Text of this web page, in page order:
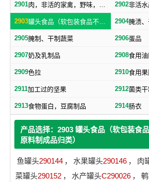
2901 肉，非活的家禽，野味，肉汁 2902非活
2903 罐头食品（软包装食品不包括在内，随原料制成品归类） 2904
2905腌制、干制蔬菜 2906蛋品
2907奶及乳制品 2908食用
2909色拉 2910食用
2911加工过的坚果 2912菌类
2913食物蛋白，豆腐制品 2914肠衣
产品选择：2903 罐头食品（软包装食
原料制成品归类）
鱼罐头290144 ， 水果罐头290146 ， 肉
菜罐头290152 ， 水产罐头C290026 ，